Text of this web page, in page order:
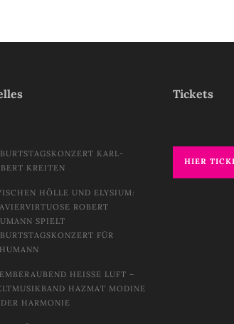
KARL-
KREITEN
HÖLLE UND ELYSIUM:
ROBERT
SPIELT
FÜR
HEISSE LUFT – W
HAZMAT MODINE I
HARMONIE
Tickets
HIER